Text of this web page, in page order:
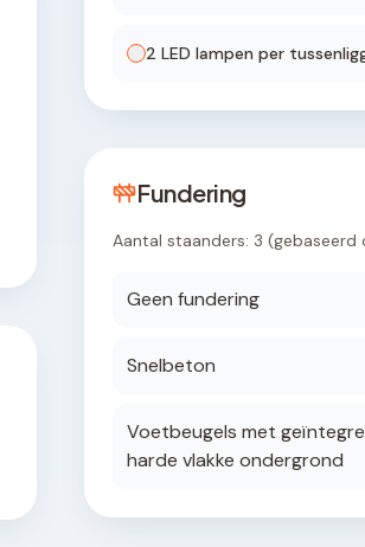
2 LED lampen per
Fundering
Aantal staanders: 3 (gebaseerd
Geen fundering
Snelbeton
Voetbeugels met
harde vlakke ondergrond